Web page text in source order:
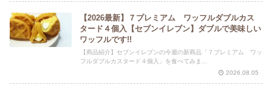
【2026最新】７プレミアム ワッフルダブルカス
タード４個入【セブンイレブン】ダブルで美味しい
ワッフルです!!
【商品紹介】セブンイレブンの今週の新商品「７プレミアム ワッ
フルダブルカスタード４個入」を食べてみま...
2026.08.05